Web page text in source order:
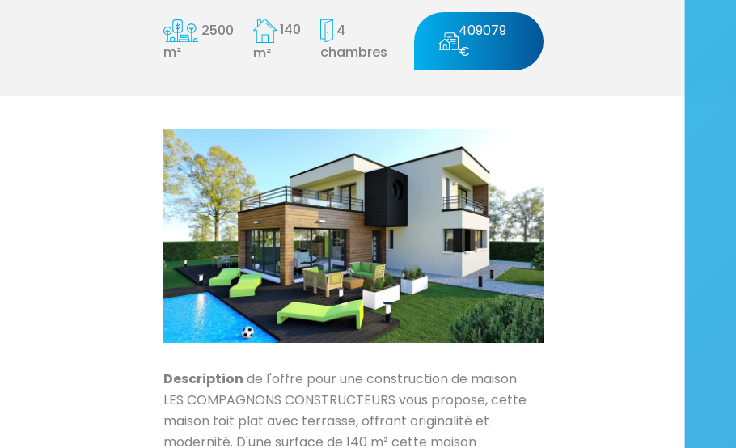
2500
m²
140
m²
4
chambres
409079
€
Description de l'offre pour une construction de maison
LES COMPAGNONS CONSTRUCTEURS vous propose, cette
maison toit plat avec terrasse, offrant originalité et
modernité. D'une surface de 140 m² cette maison